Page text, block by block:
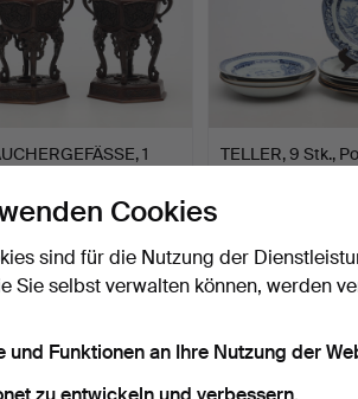
1
15. Mai 2026
TELLER, 9 Stk.,
257 USD
Cookies
sind für die Nutzung der
Sie selbst verwalten können, werden
und Funktionen an Ihre Nutzung der